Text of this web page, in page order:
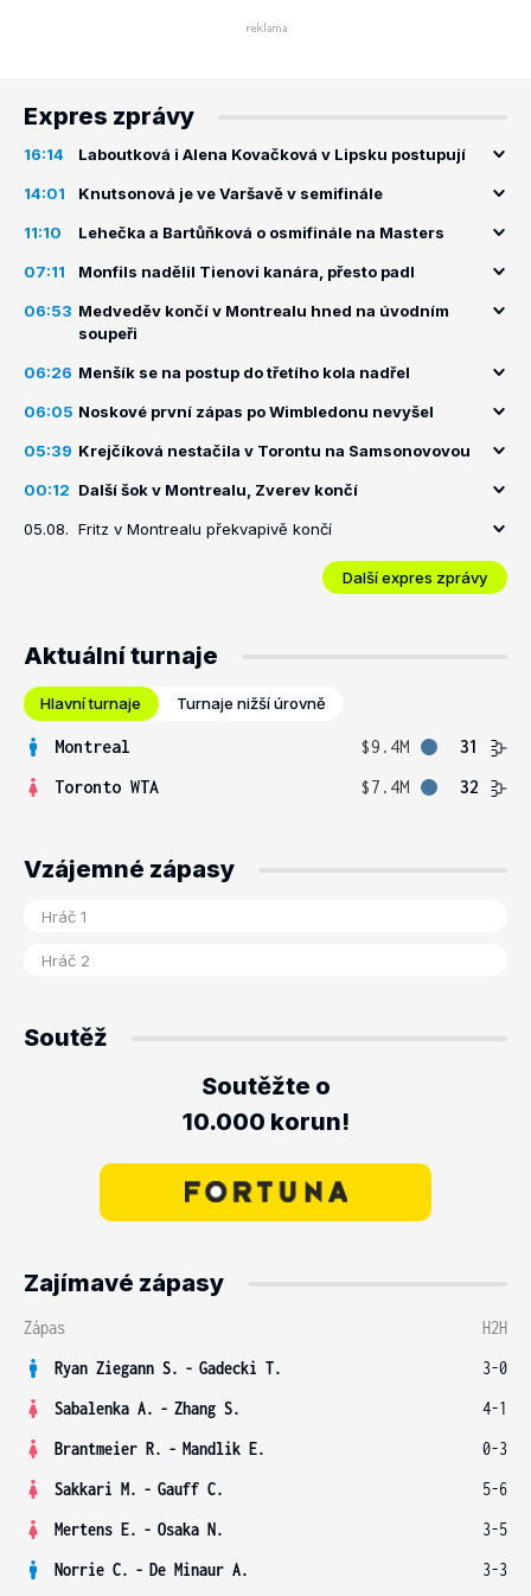
Expres zprávy
16:14 Laboutková i Alena Kovačková v Lipsku postupují
14:01 Knutsonová je ve Varšavě v semifinále
11:10 Lehečka a Bartůňková o osmifinále na Masters
07:11 Monfils nadělil Tienovi kanára, přesto padl
06:53 Medveděv končí v Montrealu hned na úvodním
soupeři
06:26 Menšík se na postup do třetího kola nadřel
06:05 Noskové první zápas po Wimbledonu nevyšel
05:39 Krejčíková nestačila v Torontu na Samsonovovou
00:12 Další šok v Montrealu, Zverev končí
05.08. Fritz v Montrealu překvapivě končí
Další expres zprávy
Aktuální turnaje
Hlavní turnaje Turnaje nižší úrovně
Montreal $9.4M
31
Toronto WTA
$7.4M 32
Vzájemné zápasy
Soutěž
Soutěžte o
10.000 korun!
Zajímavé zápasy
Zápas
H2H
Ryan Ziegann S. - Gadecki T.
3-0
Sabalenka A. - Zhang S.
4-1
Brantmeier R. - Mandlik E.
0-3
Sakkari M. - Gauff C.
5-6
Mertens E. - Osaka N.
3-5
Norrie C. - De Minaur A. 3-3